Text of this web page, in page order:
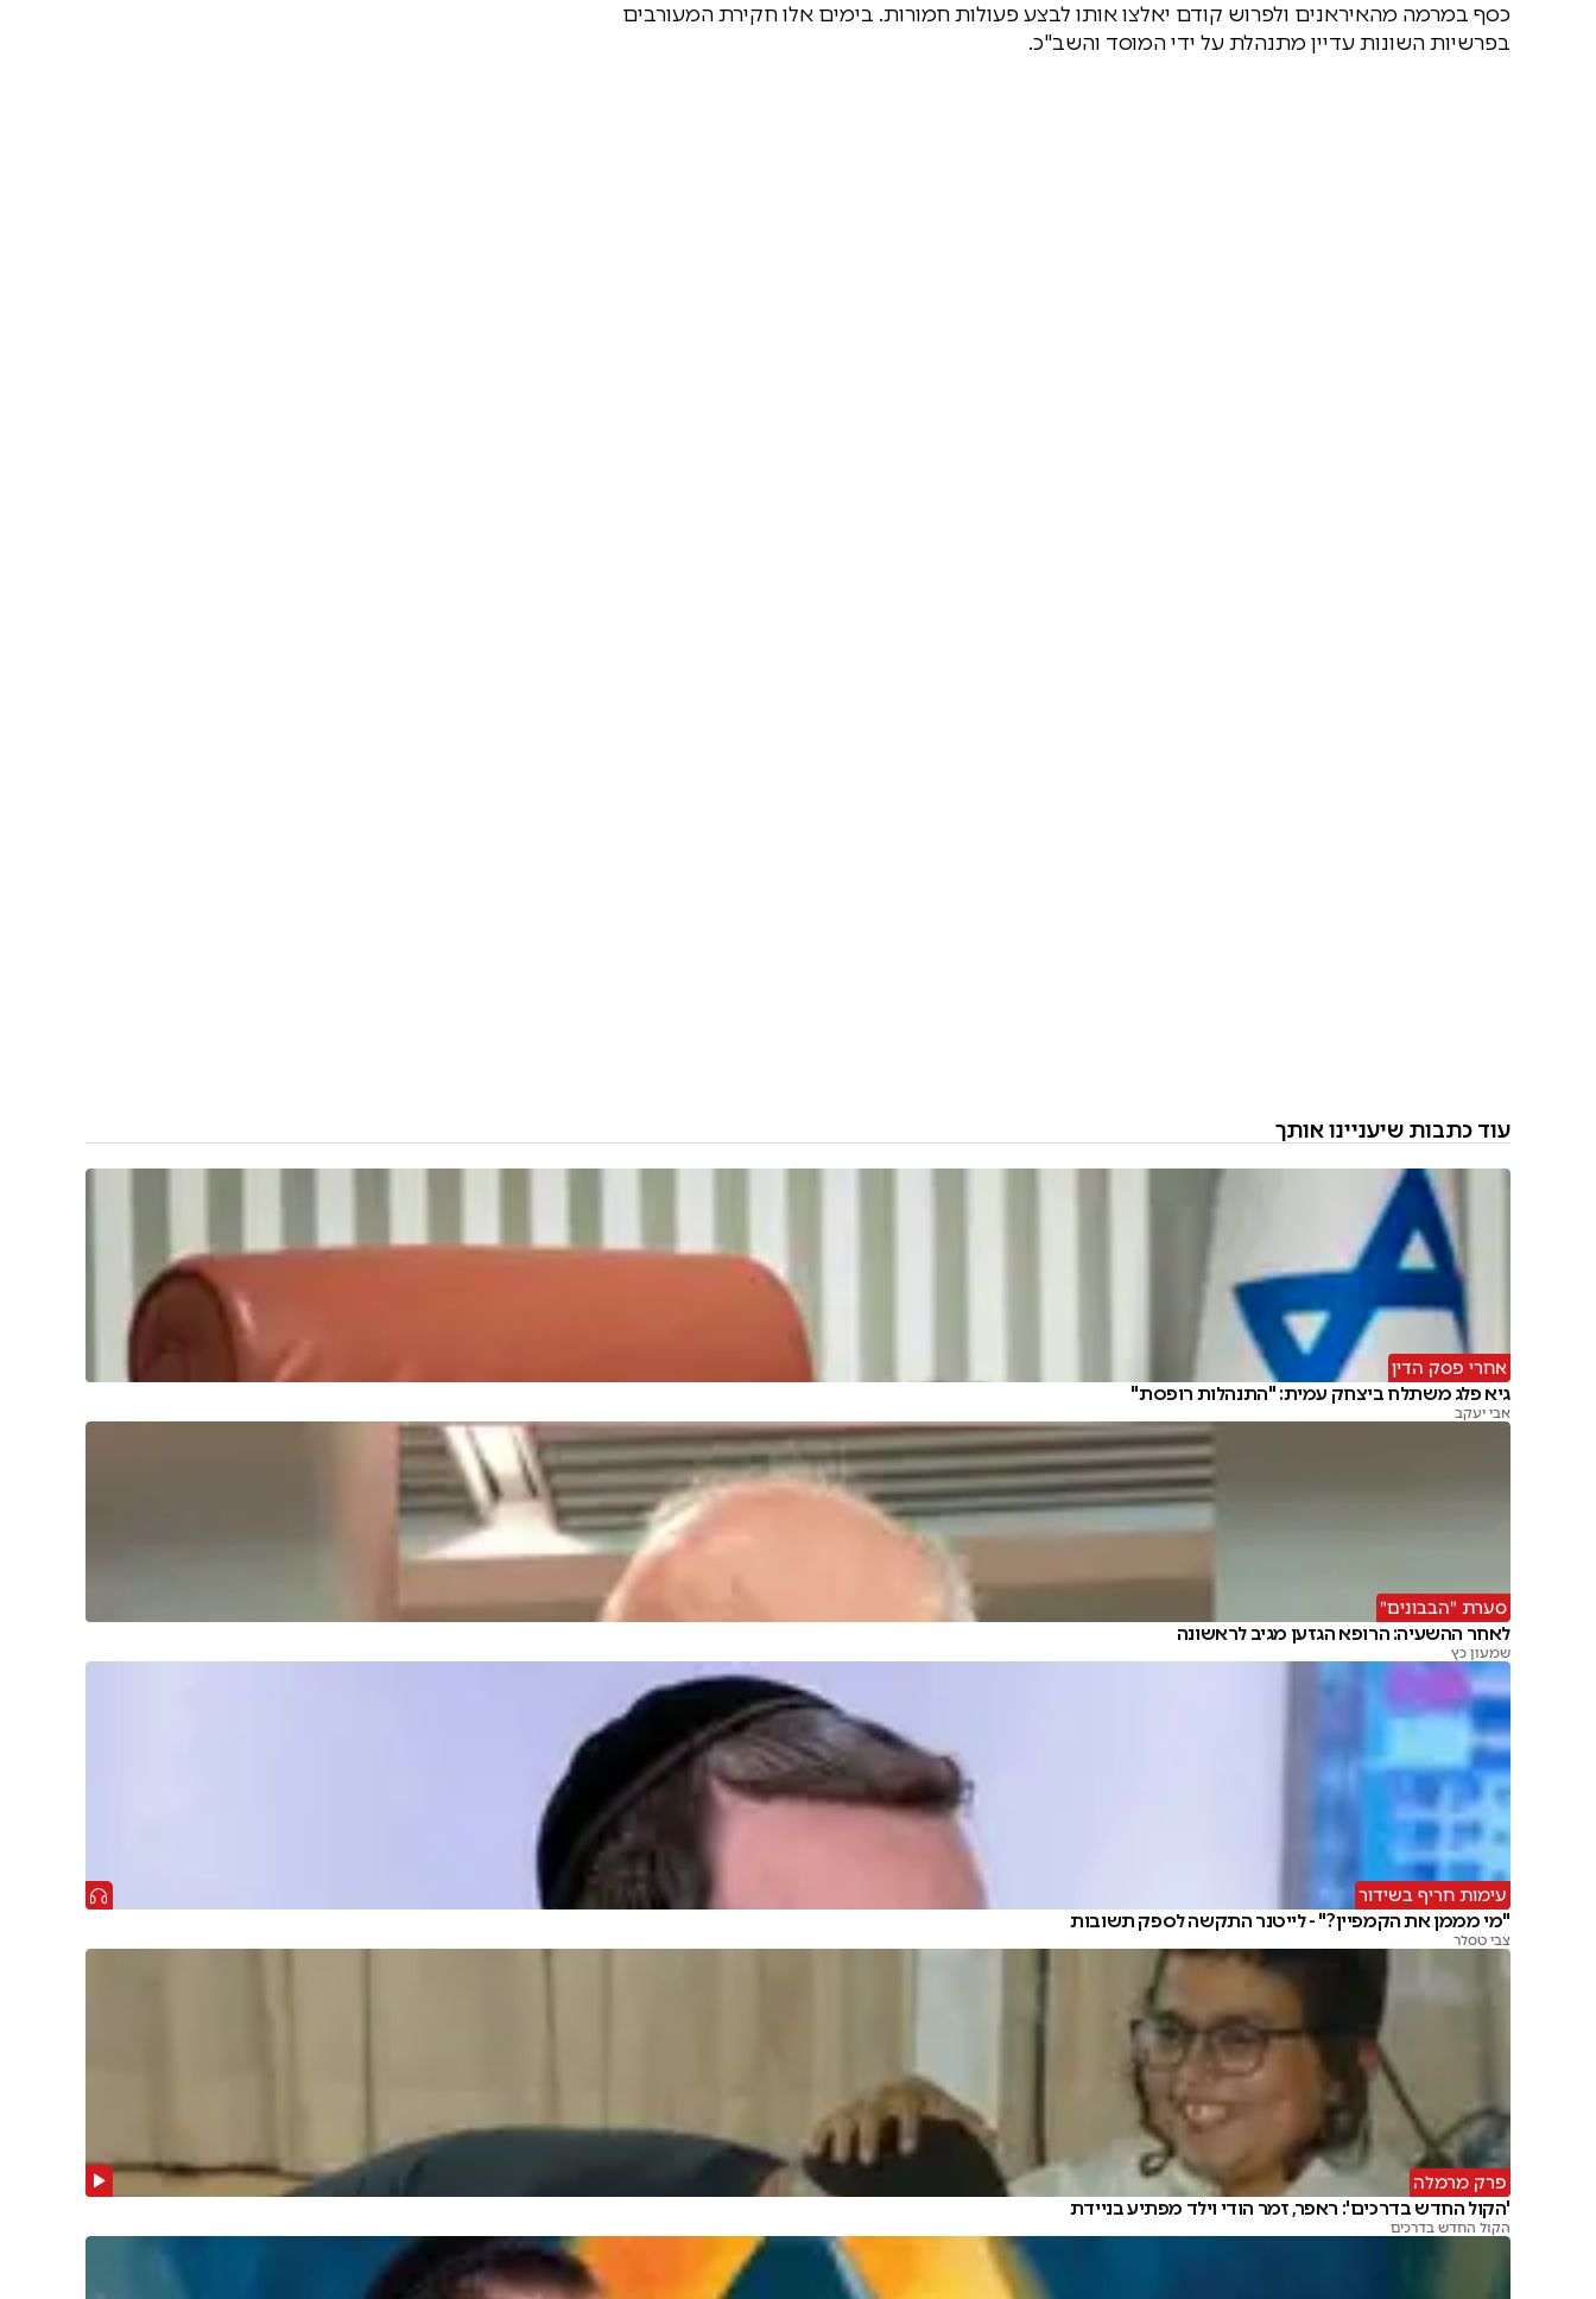
כסף במרמה מהאיראנים ולפרוש קודם יאלצו אותו לבצע פעולות חמורות. בימים אלו חקירת המעורבים
בפרשיות השונות עדיין מתנהלת על ידי המוסד והשב"כ.
עוד כתבות שיעניינו אותך
אחרי פסק הדין
גיא פלג משתלח ביצחק עמית: "התנהלות רופסת"
אבי יעקב
סערת "הבבונים"
לאחר ההשעיה: הרופא הגזען מגיב לראשונה
שמעון כץ
עימות חריף בשידור
"מי מממן את הקמפיין?" - לייטנר התקשה לספק תשובות
צבי טסלר
פרק מרמלה
'הקול החדש בדרכים': ראפר, זמר הודי וילד מפתיע בניידת
הקול החדש בדרכים